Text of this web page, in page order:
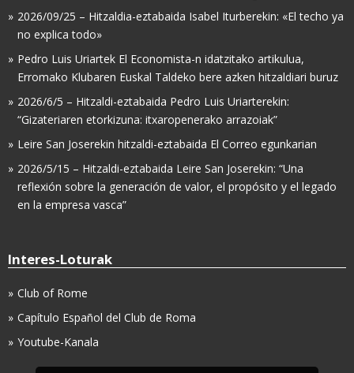
2026/09/25 – Hitzaldia-eztabaida Isabel Iturberekin: «El techo ya
no explica todo»
Pedro Luis Uriartek El Economista-n idatzitako artikulua,
Erromako Klubaren Euskal Taldeko bere azken hitzaldiari buruz
2026/6/5 – Hitzaldi-eztabaida Pedro Luis Uriarterekin:
“Gizateriaren etorkizuna: itxaropenerako arrazoiak”
Leire San Joserekin hitzaldi-eztabaida El Correo egunkarian
2026/5/15 – Hitzaldi-eztabaida Leire San Joserekin: “Una
reflexión sobre la generación de valor, el propósito y el legado
en la empresa vasca”
Interes-Loturak
Club of Rome
Capítulo Español del Club de Roma
Youtube-Kanala